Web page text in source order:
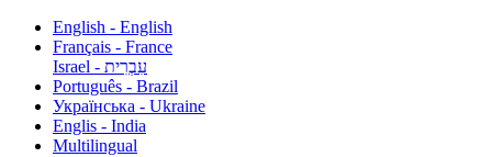
English - English
Français - France
עִבְרִית - Israel
Português - Brazil
Українська - Ukraine
Englis - India
Multilingual